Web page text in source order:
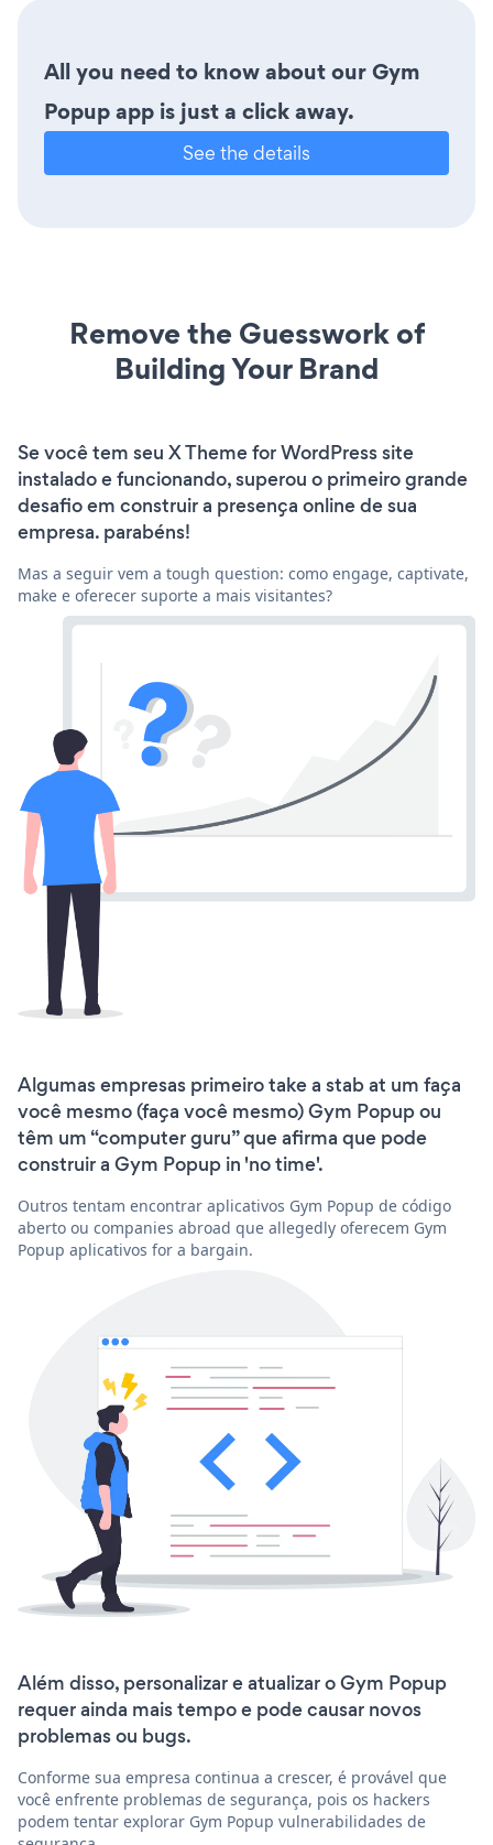
All you need to know about our Gym
Popup app is just a click away.
See the details
Remove the Guesswork of
Building Your Brand
Se você tem seu X Theme for WordPress site
instalado e funcionando, superou o primeiro grande
desafio em construir a presença online de sua
empresa. parabéns!
Mas a seguir vem a tough question: como engage, captivate,
make e oferecer suporte a mais visitantes?
Algumas empresas primeiro take a stab at um faça
você mesmo (faça você mesmo) Gym Popup ou
têm um “computer guru” que afirma que pode
construir a Gym Popup in 'no time'.
Outros tentam encontrar aplicativos Gym Popup de código
aberto ou companies abroad que allegedly oferecem Gym
Popup aplicativos for a bargain.
Além disso, personalizar e atualizar o Gym Popup
requer ainda mais tempo e pode causar novos
problemas ou bugs.
Conforme sua empresa continua a crescer, é provável que
você enfrente problemas de segurança, pois os hackers
podem tentar explorar Gym Popup vulnerabilidades de